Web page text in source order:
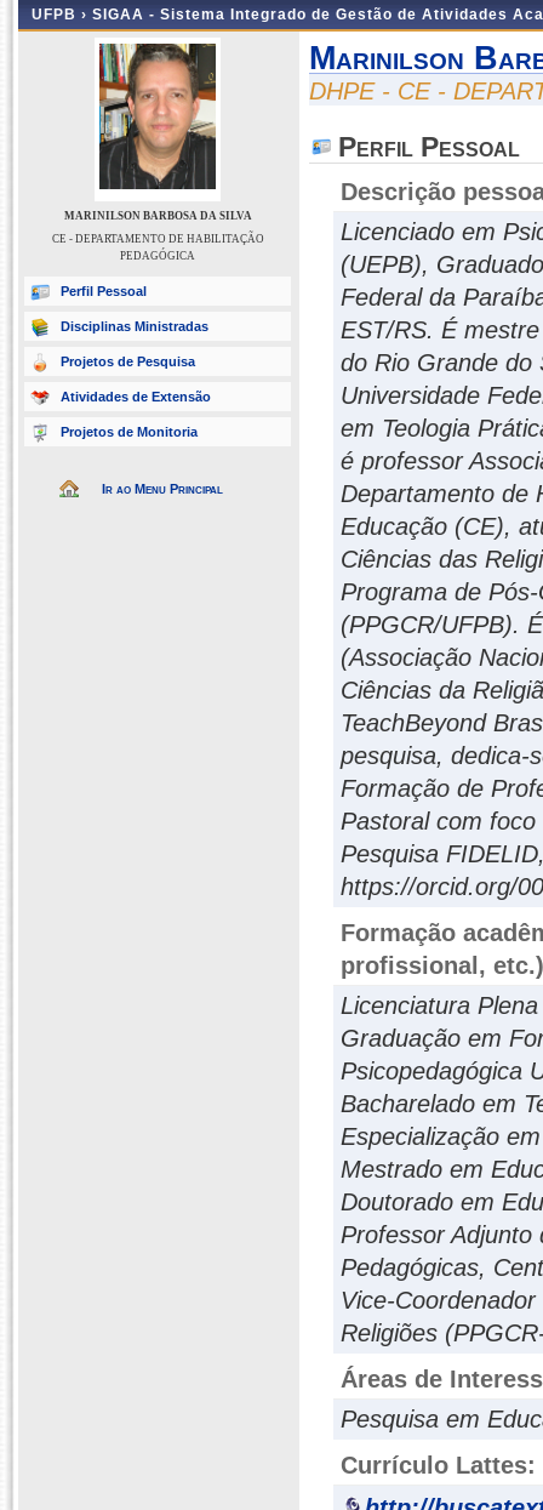
UFPB › SIGAA - Sistema Integrado de Gestão de Atividades
MARINILSON BARBOSA DA SILVA
CE - DEPARTAMENTO DE HABILITAÇÃO
PEDAGÓGICA
Perfil Pessoal
Disciplinas Ministradas
Projetos de Pesquisa
Atividades de Extensão
Projetos de Monitoria
Ir ao Menu Principal
Marinilson
DHPE - CE -
Perfil Pessoal
Descrição
Licenciado em
(UEPB),
Federal da
EST/RS. É
do Rio Grande do
Universidade
em Teologia
é professor
Departamento de
Educação (CE),
Ciências das
Programa de
(PPGCR/UFPB).
(Associação
Ciências da
TeachBeyond
pesquisa, dedica-
Formação de
Pastoral com
Pesquisa
https://orcid.org/
Formação
profissional, etc.)
Licenciatura
Graduação em
Psicopedagógica
Bacharelado em
Especialização
Mestrado em
Doutorado em
Professor Adjunto
Pedagógicas,
Vice-
Religiões
Áreas de
Pesquisa em
Currículo Lattes: